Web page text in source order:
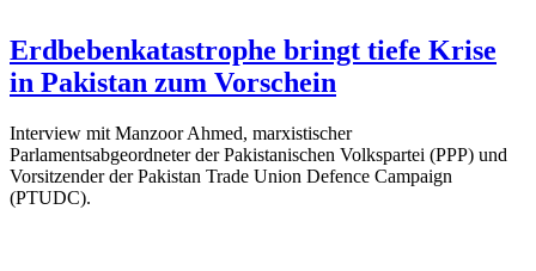
Erdbebenkatastrophe bringt tiefe Krise
in Pakistan zum Vorschein
Interview mit Manzoor Ahmed, marxistischer
Parlamentsabgeordneter der Pakistanischen Volkspartei (PPP) und
Vorsitzender der Pakistan Trade Union Defence Campaign
(PTUDC).